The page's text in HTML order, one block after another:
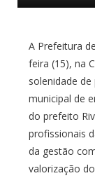
A Prefeitura
feira (15), na
solenidade
municipal de
do prefeito
profissionais
da gestão
valorização